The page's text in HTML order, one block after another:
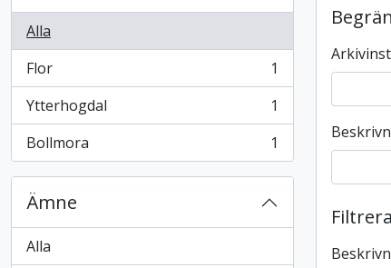
Alla
Flor
, 1 resultat
1
Ytterhogdal
, 1 resultat
1
Bollmora
, 1 resultat 1
Ämne
Alla